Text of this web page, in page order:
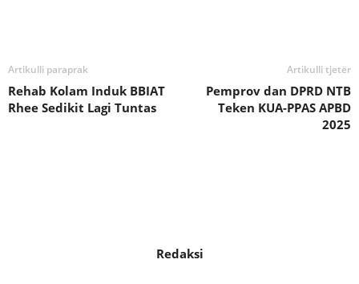
Artikulli paraprak
Rehab Kolam Induk BBIAT
Rhee Sedikit Lagi Tuntas
Artikulli tjetër
Pemprov dan DPRD NTB
Teken KUA-PPAS APBD
2025
Redaksi